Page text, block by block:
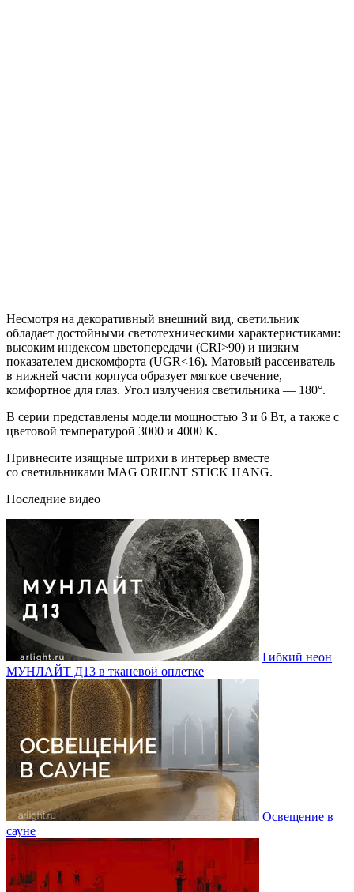
Несмотря на декоративный внешний вид, светильник
обладает достойными светотехническими характеристиками:
высоким индексом цветопередачи (CRI>90) и низким
показателем дискомфорта (UGR<16). Матовый рассеиватель
в нижней части корпуса образует мягкое свечение,
комфортное для глаз. Угол излучения светильника — 180°.
В серии представлены модели мощностью 3 и 6 Вт, а также с
цветовой температурой 3000 и 4000 К.
Привнесите изящные штрихи в интерьер вместе
со светильниками MAG ORIENT STICK HANG.
Последние видео
Гибкий неон
МУНЛАЙТ Д13 в тканевой оплетке
Освещение в
сауне